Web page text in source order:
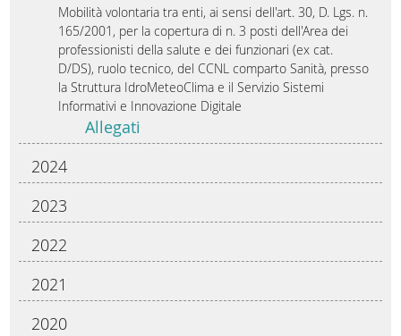
Mobilità volontaria tra enti, ai sensi dell'art. 30, D. Lgs. n.
165/2001, per la copertura di n. 3 posti dell'Area dei
professionisti della salute e dei funzionari (ex cat.
D/DS), ruolo tecnico, del CCNL comparto Sanità, presso
la Struttura IdroMeteoClima e il Servizio Sistemi
Informativi e Innovazione Digitale
Allegati
2024
2023
2022
2021
2020